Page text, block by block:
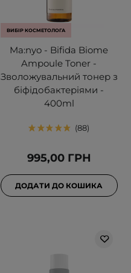
ВИБІР КОСМЕТОЛОГА
Ma:nyo - Bifida Biome
Ampoule Toner -
Зволожувальний тонер з
біфідобактеріями -
400ml
88
995,00 ГРН
ДОДАТИ ДО КОШИКА